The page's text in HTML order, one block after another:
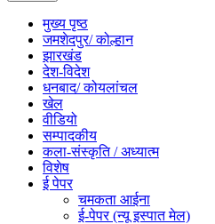
मुख्य पृष्ठ
जमशेदपुर/ कोल्हान
झारखंड
देश-विदेश
धनबाद/ कोयलांचल
खेल
वीडियो
सम्पादकीय
कला-संस्कृति / अध्यात्म
विशेष
ई पेपर
चमकता आईना
ई-पेपर (न्यू इस्पात मेल)